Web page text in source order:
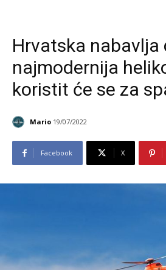
Hrvatska nabavlja
najmodernija
koristit će se za
Mario 19/07/2022
Facebook X